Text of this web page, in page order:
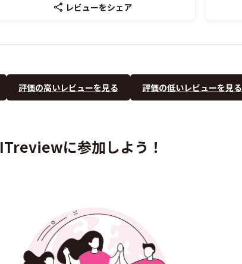
レビューをシェア
評価の高いレビューを見る 評価の低いレビューを見る
ITreviewに参加しよう！